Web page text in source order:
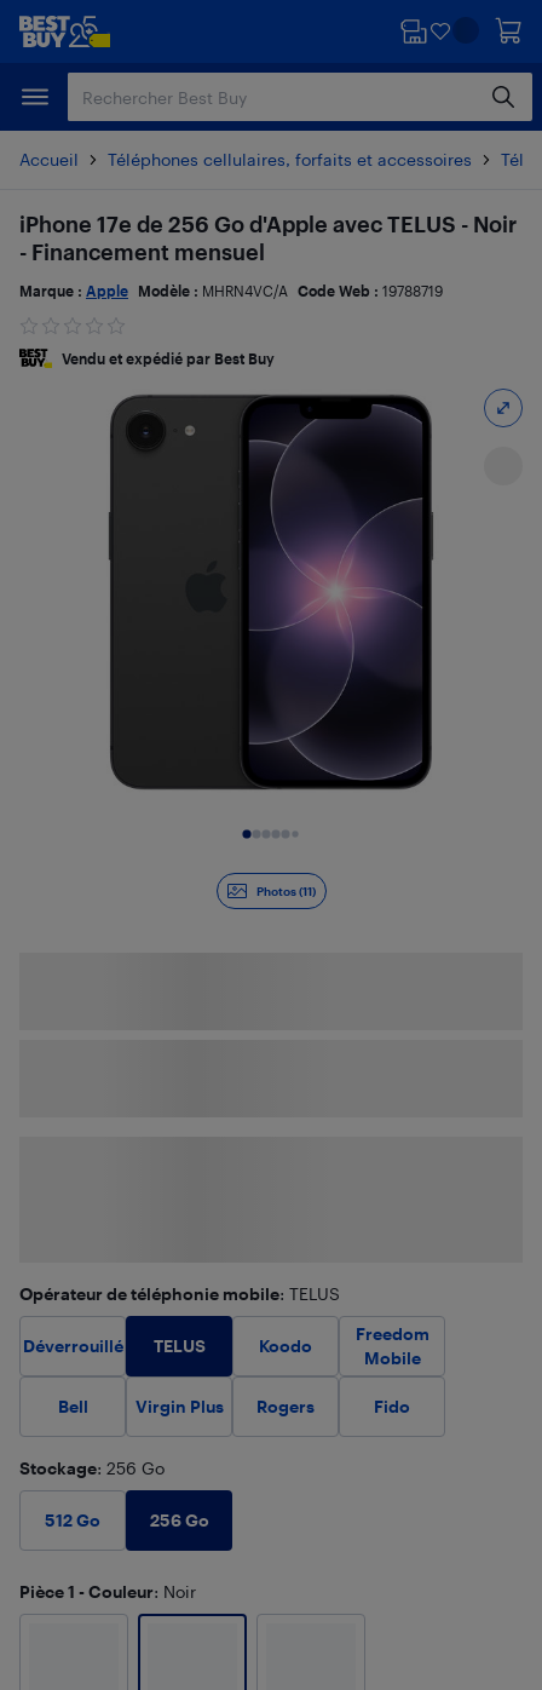
Passer
principal
Passer
Accueil Téléphones cellulaires, forfaits et accessoires
Photos (11)
iPhone 17e de 256 Go d'Apple avec TELUS - Noir
- Financement mensuel
Marque : Apple Modèle : MHRN4VC/A Code Web : 19788719
Vendu et expédié par Best Buy
Opérateur de téléphonie mobile: TELUS
Déverrouillé TELUS Koodo
Freedom
Mobile
Bell Virgin Plus Rogers Fido
Stockage: 256 Go
512 Go 256 Go
Pièce 1 - Couleur: Noir